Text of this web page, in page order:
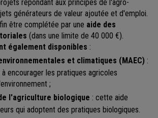
répondant aux principes de l'agro-
générateurs de valeur ajoutée et d'emploi.
être complétée par une aide des
(dans une limite de 40 000 €).
également disponibles :
et climatiques (MAEC) :
encourager les pratiques agricoles
;
l'agriculture biologique : cette aide
qui adoptent des pratiques biologiques.